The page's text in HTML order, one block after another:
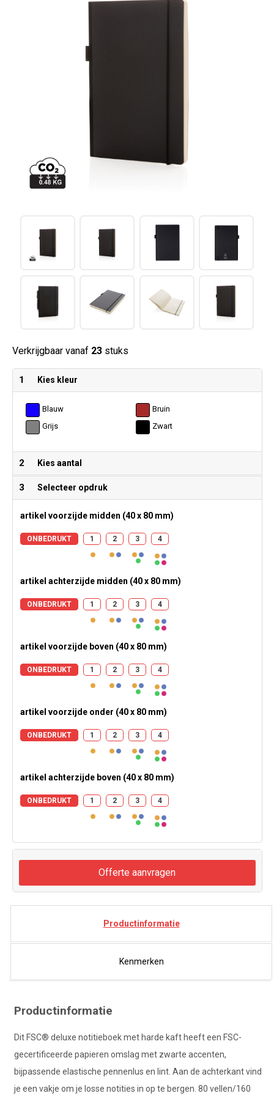
Verkrijgbaar vanaf 23stuks
1 Kies kleur
Blauw
Bruin
Grijs
Zwart
2 Kies aantal
3 Selecteer opdruk
artikel voorzijde midden (40 x 80 mm)
ONBEDRUKT 1 2 3 4
artikel achterzijde midden (40 x 80 mm)
ONBEDRUKT 1 2 3 4
artikel voorzijde boven (40 x 80 mm)
ONBEDRUKT 1 2 3 4
artikel voorzijde onder (40 x 80 mm)
ONBEDRUKT 1 2 3 4
artikel achterzijde boven (40 x 80 mm)
ONBEDRUKT 1 2 3 4
Offerte aanvragen
Productinformatie
Kenmerken
Productinformatie
Dit FSC® deluxe notitieboek met harde kaft heeft een FSC-
gecertificeerde papieren omslag met zwarte accenten,
bijpassende elastische pennenlus en lint. Aan de achterkant vind
je een vakje om je losse notities in op te bergen. 80 vellen/160